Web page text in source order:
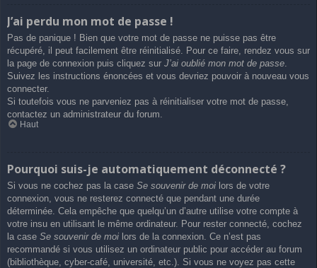
J’ai perdu mon mot de passe !
Pas de panique ! Bien que votre mot de passe ne puisse pas être
récupéré, il peut facilement être réinitialisé. Pour ce faire, rendez vous sur
la page de connexion puis cliquez sur J’ai oublié mon mot de passe.
Suivez les instructions énoncées et vous devriez pouvoir à nouveau vous
connecter.
Si toutefois vous ne parveniez pas à réinitialiser votre mot de passe,
contactez un administrateur du forum.
Haut
Pourquoi suis-je automatiquement déconnecté ?
Si vous ne cochez pas la case Se souvenir de moi lors de votre
connexion, vous ne resterez connecté que pendant une durée
déterminée. Cela empêche que quelqu’un d’autre utilise votre compte à
votre insu en utilisant le même ordinateur. Pour rester connecté, cochez
la case Se souvenir de moi lors de la connexion. Ce n’est pas
recommandé si vous utilisez un ordinateur public pour accéder au forum
(bibliothèque, cyber-café, université, etc.). Si vous ne voyez pas cette